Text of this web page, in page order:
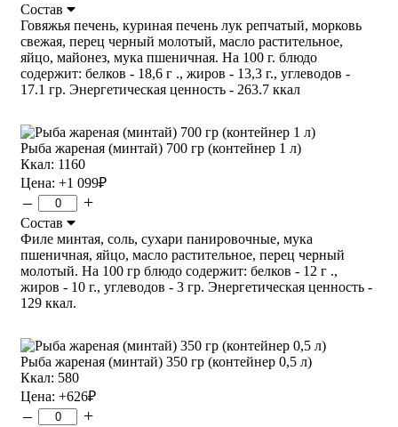
Состав
Говяжья печень, куриная печень лук репчатый, морковь
свежая, перец черный молотый, масло растительное,
яйцо, майонез, мука пшеничная. На 100 г. блюдо
содержит: белков - 18,6 г ., жиров - 13,3 г., углеводов -
17.1 гр. Энергетическая ценность - 263.7 ккал
Рыба жареная (минтай) 700 гр (контейнер 1 л)
Ккал: 1160
Цена: +1 099₽
– +
Состав
Филе минтая, соль, сухари панировочные, мука
пшеничная, яйцо, масло растительное, перец черный
молотый. На 100 гр блюдо содержит: белков - 12 г .,
жиров - 10 г., углеводов - 3 гр. Энергетическая ценность -
129 ккал.
Рыба жареная (минтай) 350 гр (контейнер 0,5 л)
Ккал: 580
Цена: +626₽
– +